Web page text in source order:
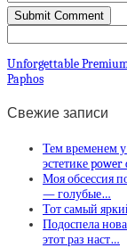
Unforgettable
Paphos
Свежие записи
Тем временем
эстетике
Моя обсессия
— голубые…
Тот самый
Подоспела
этот раз наст…